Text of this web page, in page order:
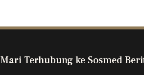
Mari Terhubung ke Sosmed